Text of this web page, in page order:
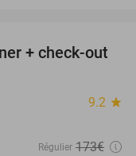
43%
+ check-out
9.2 star
Régulier 173€